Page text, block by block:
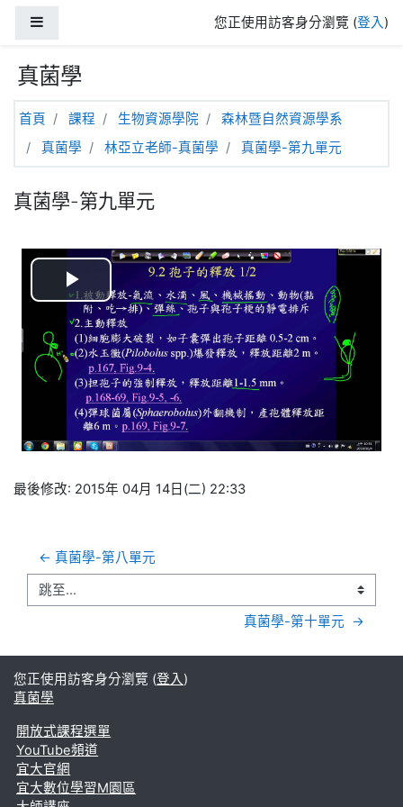
您正使用訪客身分瀏覽 (登入)
真菌學
首頁 課程 生物資源學院
森林暨自然資源學系
真菌學
林亞立老師-真菌學 真菌學-第九單元
真菌學-第九單元
播
放
视
频
最後修改: 2015年 04月 14日(二) 22:33
← 真菌學-第八單元
跳至...
真菌學-第十單元  →
您正使用訪客身分瀏覽 (登入)
真菌學
開放式課程選單
YouTube頻道
宜大官網
宜大數位學習M園區